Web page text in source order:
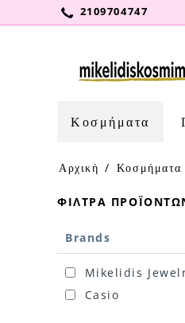
2109704747
Κοσμήματα
Αρχική / Κοσμήματα
ΦΊΛΤΡΑ
Brands
Mikelidis
Casio